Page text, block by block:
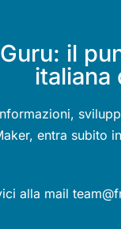
il
italiana
entra subito
alla mail